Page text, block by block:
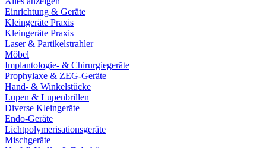
Einrichtung & Geräte
Kleingeräte Praxis
Kleingeräte Praxis
Laser & Partikelstrahler
Möbel
Implantologie- & Chirurgiegeräte
Prophylaxe & ZEG-Geräte
Hand- & Winkelstücke
Lupen & Lupenbrillen
Diverse Kleingeräte
Endo-Geräte
Lichtpolymerisationsgeräte
Mischgeräte